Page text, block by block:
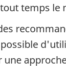
tout temps
une